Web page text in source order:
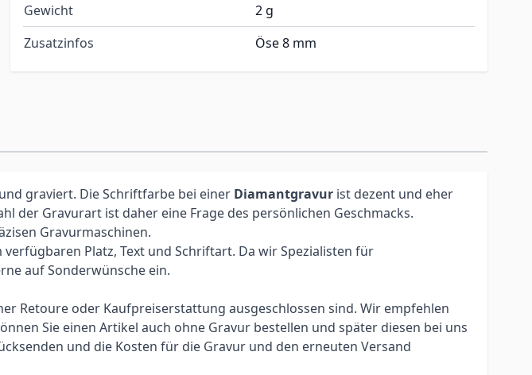
Gewicht
2 g
Zusatzinfos
Öse 8 mm
graviert. Die Schriftfarbe bei einer Diamantgravur ist dezent und eher
der Gravurart ist daher eine Frage des persönlichen Geschmacks.
Gravurmaschinen.
Platz, Text und Schriftart. Da wir Spezialisten für
auf Sonderwünsche ein.
Retoure oder Kaufpreiserstattung ausgeschlossen sind. Wir empfehlen
Sie einen Artikel auch ohne Gravur bestellen und später diesen bei uns
und die Kosten für die Gravur und den erneuten Versand